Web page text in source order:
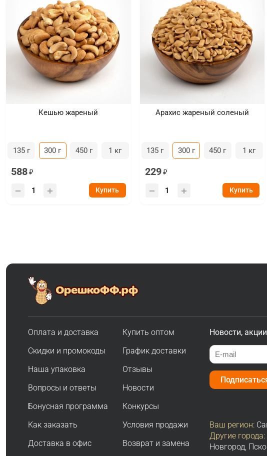
Кешью жареный
135 г 300 г 450 г 1 кг
588
Купить
Арахис жареный соленый
135 г 300 г 450 г 1 кг
229
Купить
Оплата и доставка
Скидки и промокоды
Наша упаковка
Вопросы и ответы
Бонусная программа
Как заказать
Доставка в офис
Купить оптом
График доставки
Отзывы
Новости
Конкурсы
Условия продажи
Возврат и замена
Новости,
Ваш регион:
Другие города:
Новгород,